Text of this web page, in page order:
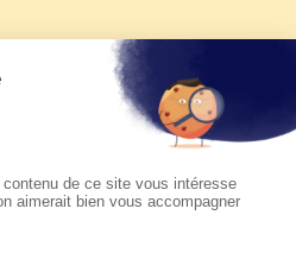
pastorale du pape Léon
à suivre sur KTO le
en Uruguay, Argentine et